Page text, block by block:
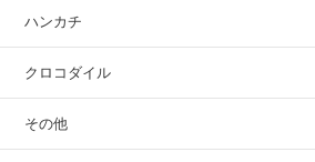
ハンカチ
クロコダイル
その他